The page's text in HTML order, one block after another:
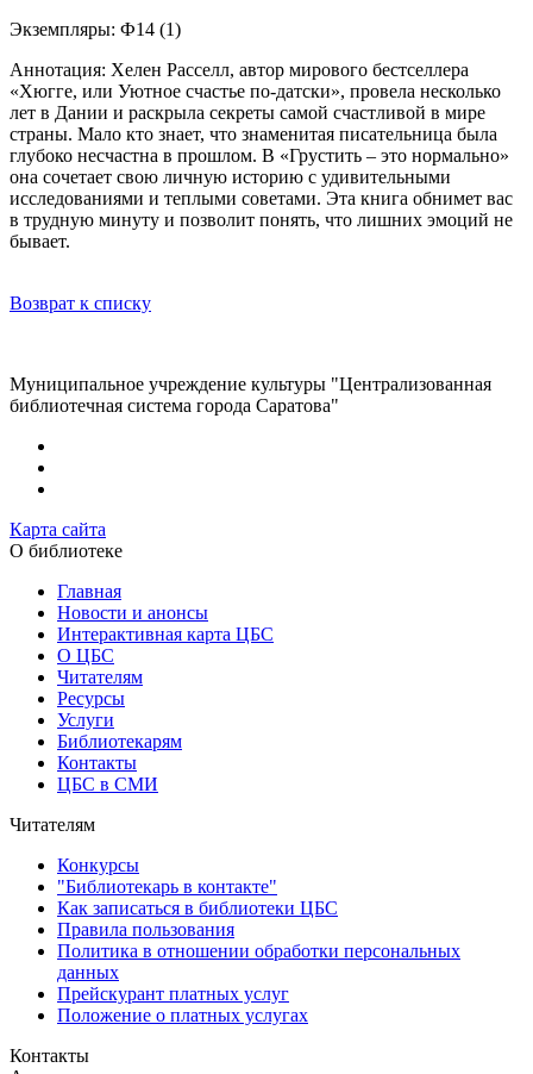
Экземпляры: Ф14 (1)
Аннотация: Хелен Расселл, автор мирового бестселлера
«Хюгге, или Уютное счастье по-датски», провела несколько
лет в Дании и раскрыла секреты самой счастливой в мире
страны. Мало кто знает, что знаменитая писательница была
глубоко несчастна в прошлом. В «Грустить – это нормально»
она сочетает свою личную историю с удивительными
исследованиями и теплыми советами. Эта книга обнимет вас
в трудную минуту и позволит понять, что лишних эмоций не
бывает.
Возврат к списку
Муниципальное учреждение культуры "Централизованная
библиотечная система города Саратова"
Карта сайта
О библиотеке
Главная
Новости и анонсы
Интерактивная карта ЦБС
О ЦБС
Читателям
Ресурсы
Услуги
Библиотекарям
Контакты
ЦБС в СМИ
Читателям
Конкурсы
"Библиотекарь в контакте"
Как записаться в библиотеки ЦБС
Правила пользования
Политика в отношении обработки персональных
данных
Прейскурант платных услуг
Положение о платных услугах
Контакты